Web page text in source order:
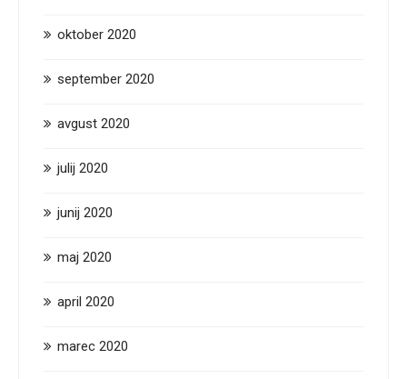
oktober 2020
september 2020
avgust 2020
julij 2020
junij 2020
maj 2020
april 2020
marec 2020